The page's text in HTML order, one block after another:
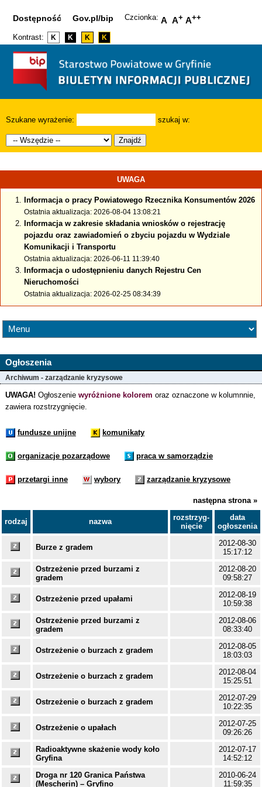
Dostępność Gov.pl/bip Czcionka: A A+ A++
Kontrast: K K K K
Szukane wyrażenie: szukaj w:
Znajdź
UWAGA
Informacja o pracy Powiatowego Rzecznika Konsumentów 2026
Ostatnia aktualizacja: 2026-08-04 13:08:21
Informacja w zakresie składania wniosków o rejestrację
pojazdu oraz zawiadomień o zbyciu pojazdu w Wydziale
Komunikacji i Transportu
Ostatnia aktualizacja: 2026-06-11 11:39:40
Informacja o udostępnieniu danych Rejestru Cen
Nieruchomości
Ostatnia aktualizacja: 2026-02-25 08:34:39
Ogłoszenia
Archiwum - zarządzanie kryzysowe
UWAGA! Ogłoszenie wyróżnione kolorem oraz oznaczone w kolumnnie,
zawiera rozstrzygnięcie.
fundusze unijne komunikaty
organizacje pozarządowe praca w samorządzie
przetargi inne wybory zarządzanie kryzysowe
następna strona »
rodzaj nazwa
rozstrzyg-
nięcie
data
ogłoszenia
Burze z gradem
2012-08-30
15:17:12
Ostrzeżenie przed burzami z
gradem
2012-08-20
09:58:27
Ostrzeżenie przed upałami
2012-08-19
10:59:38
Ostrzeżenie przed burzami z
gradem
2012-08-06
08:33:40
Ostrzeżenie o burzach z gradem
2012-08-05
18:03:03
Ostrzeżenie o burzach z gradem
2012-08-04
15:25:51
Ostrzeżenie o burzach z gradem
2012-07-29
10:22:35
Ostrzeżenie o upałach
2012-07-25
09:26:26
Radioaktywne skażenie wody koło
Gryfina
2012-07-17
14:52:12
Droga nr 120 Granica Państwa
(Mescherin) – Gryfino
2010-06-24
11:59:35